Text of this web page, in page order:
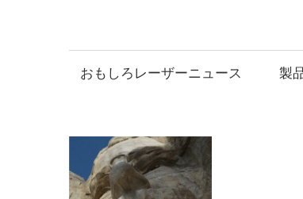
プ
おもしろレーザーニュース 製